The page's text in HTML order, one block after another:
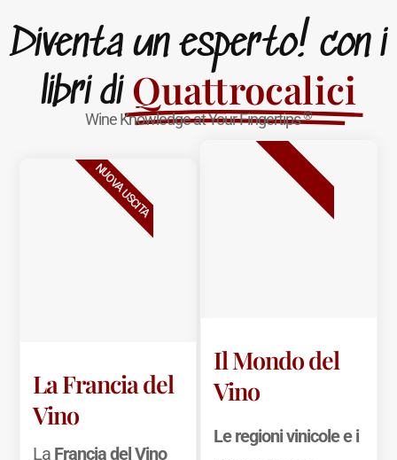
Diventa un esperto! con i
libri di Quattrocalici
Wine Knowledge at Your Fingertips®
La Francia del
Vino
La Francia del Vino
NUOVA USCITA
Il Mondo del
Vino
Le regioni vinicole e i
BESTSELLER